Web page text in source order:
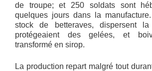
de troupe; et 250 soldats sont
quelques jours dans la
stock de betteraves, dispersent
protégeaient des gelées, et
transformé en sirop.
La production repart malgré tout